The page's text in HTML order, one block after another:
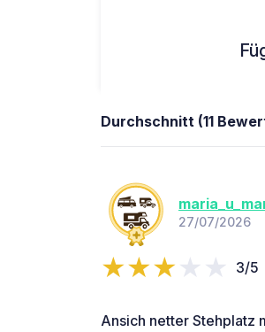
Durchschnitt (11
27/07/2026
3/5
Ansich netter Stehplatz